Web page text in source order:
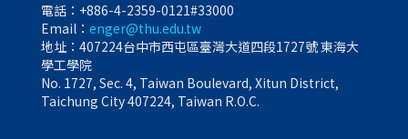
電話： +886-4-2359-0121#33000
Email： enger@thu.edu.tw
地址：407224台中市西屯區臺灣大道四段1727號 東海大
學工學院
No. 1727, Sec. 4, Taiwan Boulevard, Xitun District,
Taichung City 407224, Taiwan R.O.C.